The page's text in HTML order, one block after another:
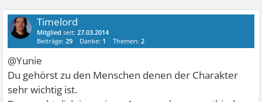
Timelord
Mitglied seit:27.03.2014
Beiträge:29 Danke: 1 Themen:2
@Yunie
Du gehörst zu den Menschen denen der Charakter
sehr wichtig ist.